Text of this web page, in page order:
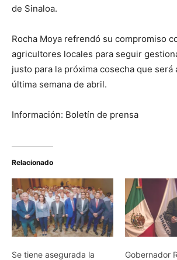
de Sinaloa.
Rocha Moya refrendó su compromiso
agricultores locales para seguir
justo para la próxima cosecha que será
última semana de abril.
Información: Boletín de prensa
Relacionado
Se tiene asegurada la
Gobernador